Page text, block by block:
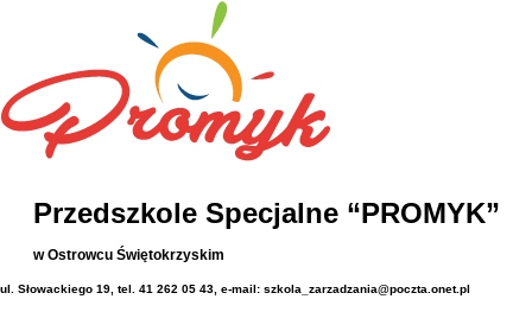
Przedszkole Specjalne “PROMYK”
w Ostrowcu Świętokrzyskim
ul. Słowackiego 19, tel. 41 262 05 43, e-mail: szkola_zarzadzania@poczta.onet.pl